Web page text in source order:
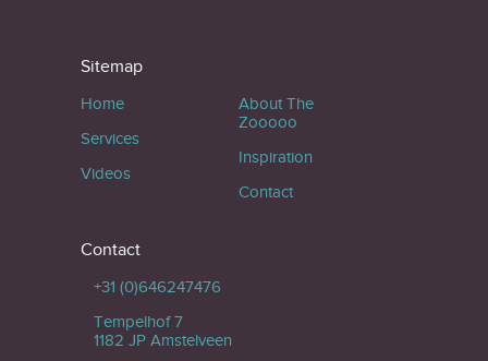
Sitemap
Home
Services
Videos
About The
Zooooo
Inspiration
Contact
Contact
+31 (0)646247476
Tempelhof 7
1182 JP Amstelveen